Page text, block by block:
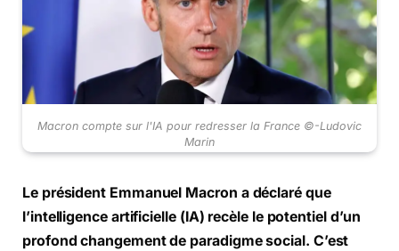
Macron compte sur l'IA pour redresser la France ©-Ludovic
Marin
Le président Emmanuel Macron a déclaré que
l’intelligence artificielle (IA) recèle le potentiel d’un
profond changement de paradigme social. C’est